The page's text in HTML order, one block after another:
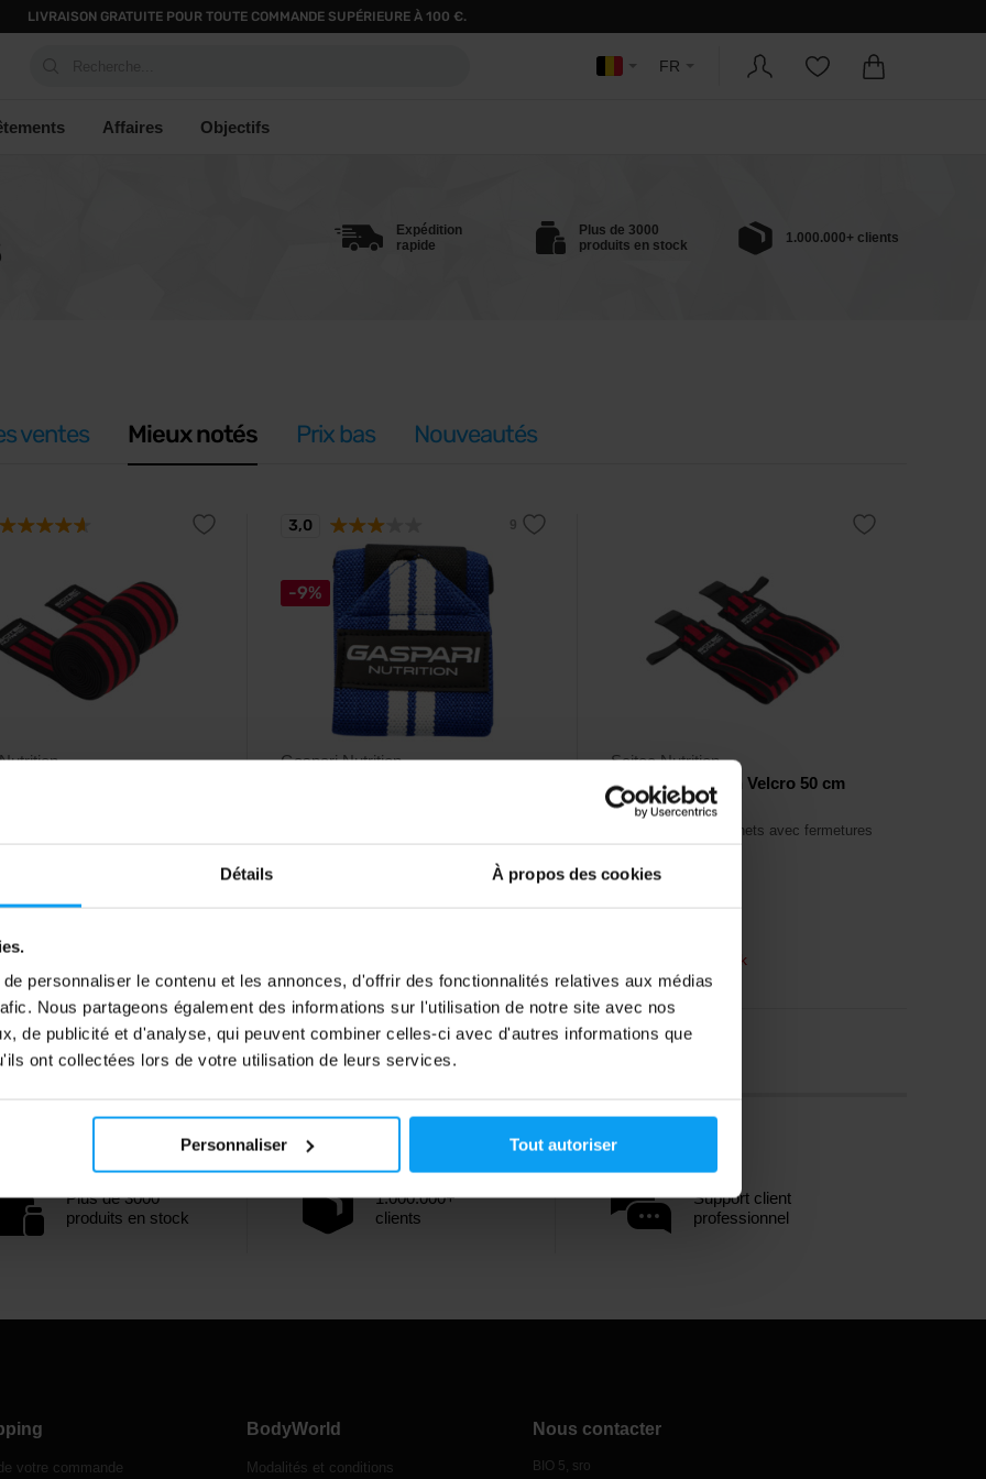
Détails À propos des cookies
personnaliser le contenu et les annonces, d'offrir des fonctionnalités relatives aux médias
Nous partageons également des informations sur l'utilisation de notre site avec nos
de publicité et d'analyse, qui peuvent combiner celles-ci avec d'autres informations que
ont collectées lors de votre utilisation de leurs services.
Personnaliser Tout autoriser
LIVRAISON GRATUITE POUR TOUTE COMMANDE SUPÉRIEURE À 100 €.
FR
Affaires Objectifs
Expédition
rapide
Plus de 3000
produits en stock
1.000.000+ clients
ventes Mieux notés Prix bas Nouveautés
€
-9%
Gaspari Nutrition
10,29€
3,0
Scitec Nutrition
Wrist Wraps with Velcro 50 cm
noir
Bandages pour poignets avec fermetures
Velcro.
11,50€
En rupture de stock
Plus de 3000
produits en stock
1.000.000+
clients
Support client
professionnel
votre commande
BodyWorld
Modalités et conditions
Nous contacter
BIO 5, sro